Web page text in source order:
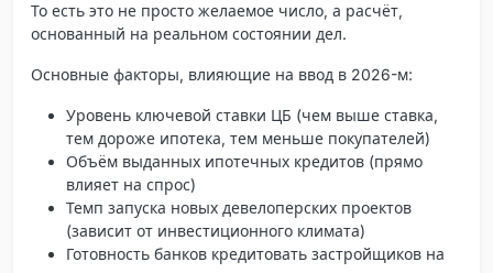
То есть это не просто желаемое число, а расчёт,
основанный на реальном состоянии дел.
Основные факторы, влияющие на ввод в 2026-м:
Уровень ключевой ставки ЦБ (чем выше ставка,
тем дороже ипотека, тем меньше покупателей)
Объём выданных ипотечных кредитов (прямо
влияет на спрос)
Темп запуска новых девелоперских проектов
(зависит от инвестиционного климата)
Готовность банков кредитовать застройщиков на